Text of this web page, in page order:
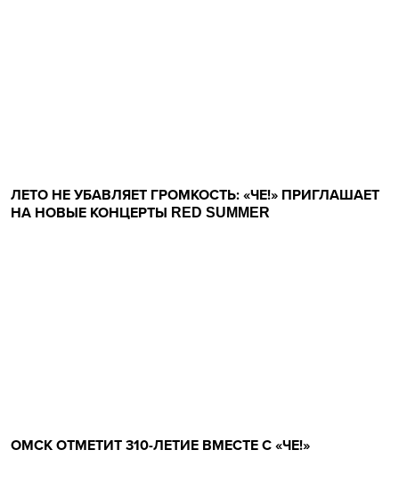
ЛЕТО НЕ УБАВЛЯЕТ ГРОМКОСТЬ: «ЧЕ!» ПРИГЛАШАЕТ
НА НОВЫЕ КОНЦЕРТЫ RED SUMMER
ОМСК ОТМЕТИТ 310-ЛЕТИЕ ВМЕСТЕ С «ЧЕ!»